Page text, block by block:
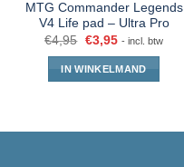
MTG Commander Legends
V4 Life pad – Ultra Pro
€4,95 €3,95 - incl. btw
IN WINKELMAND